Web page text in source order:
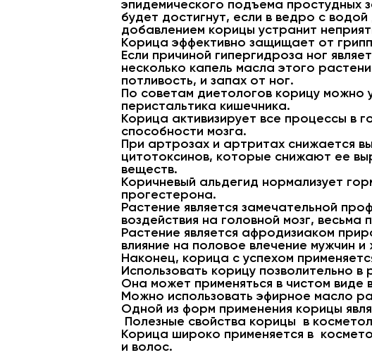
эпидемического подъема простудных
будет достигнут, если в ведро с
добавлением корицы устранит
Корица эффективно защищает от
Если причиной гипергидроза ног
несколько капель масла этого
потливость, и запах от ног.
По советам диетологов корицу можно
перистальтика кишечника.
Корица активизирует все процессы в
способности мозга.
При артрозах и артритах снижается
цитотоксинов, которые снижают ее
веществ.
Коричневый альдегид нормализует
прогестерона.
Растение является замечательной
воздействия на головной мозг, весьма
Растение является афродизиаком
влияние на половое влечение мужчин
Наконец, корица с успехом
Использовать корицу позволительно в
Она может применяться в чистом
Можно использовать эфирное масло
Одной из форм применения корицы
Полезные свойства корицы в
Корица широко применяется в
и волос.